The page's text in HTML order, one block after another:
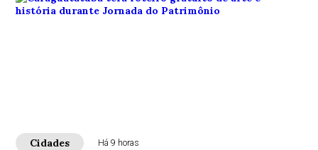
Cidades Há 9 horas